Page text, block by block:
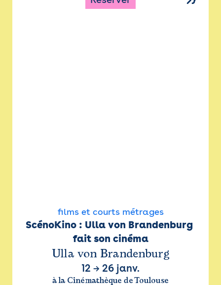
films et courts métrages
ScénoKino : Ulla von Brandenburg
fait son cinéma
Ulla von Brandenburg
12 → 26 janv.
à la Cinémathèque de Toulouse